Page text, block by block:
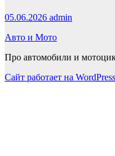
05.06.2026 admin
Авто и Мото
Про автомобили и
Сайт работает на WordPress